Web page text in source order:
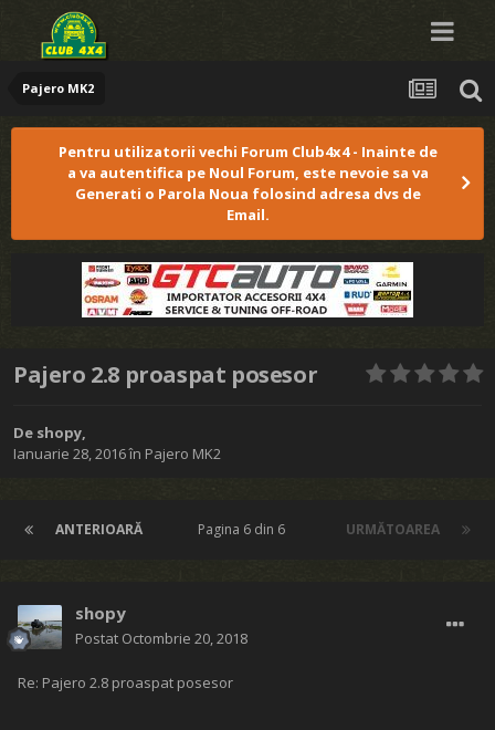
Pajero MK2
Pentru utilizatorii vechi Forum Club4x4 - Inainte de
a va autentifica pe Noul Forum, este nevoie sa va
Generati o Parola Noua folosind adresa dvs de
Email.
Pajero 2.8 proaspat posesor
De shopy,
Ianuarie 28, 2016în Pajero MK2
ANTERIOARĂ URMĂTOAREA
Pagina 6 din 6
shopy
Postat Octombrie 20, 2018
Re: Pajero 2.8 proaspat posesor